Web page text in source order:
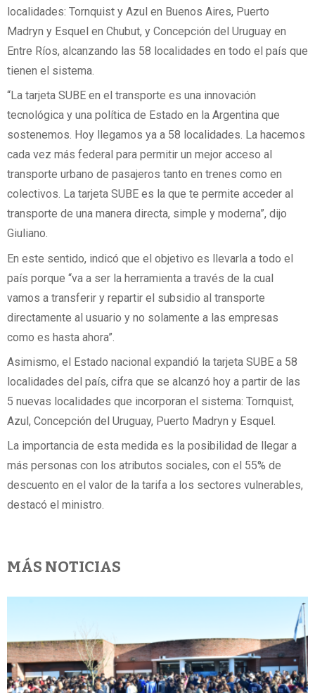
localidades: Tornquist y Azul en Buenos Aires, Puerto
Madryn y Esquel en Chubut, y Concepción del Uruguay en
Entre Ríos, alcanzando las 58 localidades en todo el país que
tienen el sistema.
“La tarjeta SUBE en el transporte es una innovación
tecnológica y una política de Estado en la Argentina que
sostenemos. Hoy llegamos ya a 58 localidades. La hacemos
cada vez más federal para permitir un mejor acceso al
transporte urbano de pasajeros tanto en trenes como en
colectivos. La tarjeta SUBE es la que te permite acceder al
transporte de una manera directa, simple y moderna”, dijo
Giuliano.
En este sentido, indicó que el objetivo es llevarla a todo el
país porque “va a ser la herramienta a través de la cual
vamos a transferir y repartir el subsidio al transporte
directamente al usuario y no solamente a las empresas
como es hasta ahora”.
Asimismo, el Estado nacional expandió la tarjeta SUBE a 58
localidades del país, cifra que se alcanzó hoy a partir de las
5 nuevas localidades que incorporan el sistema: Tornquist,
Azul, Concepción del Uruguay, Puerto Madryn y Esquel.
La importancia de esta medida es la posibilidad de llegar a
más personas con los atributos sociales, con el 55% de
descuento en el valor de la tarifa a los sectores vulnerables,
destacó el ministro.
MÁS NOTICIAS